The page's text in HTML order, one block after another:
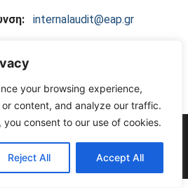
your browsing experience,
content, and analyze our traffic.
consent to our use of cookies.
Reject All Accept All
Εσωτερικών
2024
internalaudit@eap.gr
Προσβασιμότητας